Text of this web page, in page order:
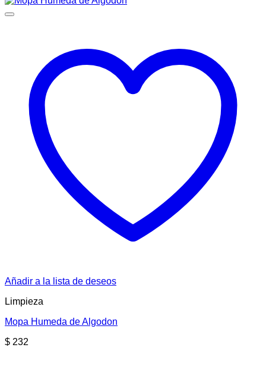
Añadir a la lista de deseos
Limpieza
Mopa Humeda de Algodon
$ 232